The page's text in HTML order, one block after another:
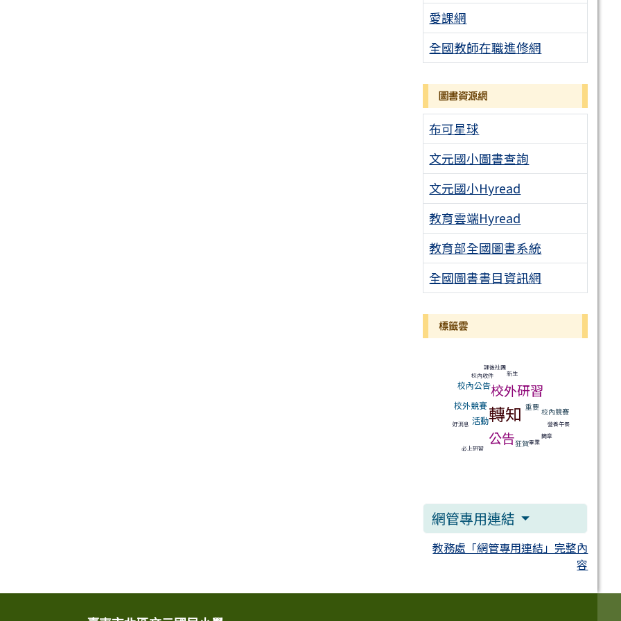
愛課網
全國教師在職進修網
圖書資源網
布可星球
文元國小圖書查詢
文元國小Hyread
教育雲端Hyread
教育部全國圖書系統
全國圖書書目資訊網
標籤雲
校內公告
校內收件
課後社團
校外研習
新生
校外競賽
活動轉知 重要 校內競賽
好消息
公告 簡章
營養午餐
必上研習 狂賀畢業
網管專用連結
教務處「網管專用連結」完整內
容